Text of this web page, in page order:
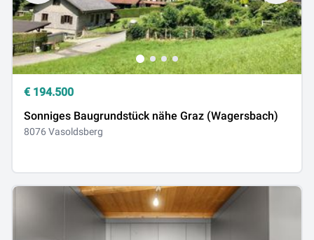
€ 194.500
Sonniges Baugrundstück nähe Graz (Wagersbach)
8076 Vasoldsberg